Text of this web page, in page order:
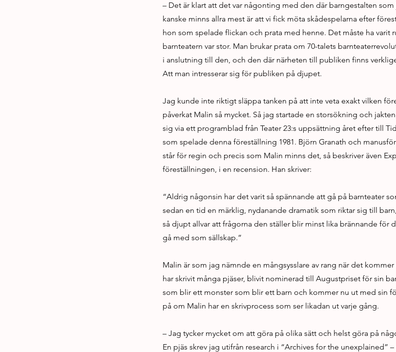
– Det är klart att det var någonting med den där barngestalten
kanske minns allra mest är att vi fick möta skådespelarna efter
hon som spelade flickan och prata med henne. Det måste ha varit
barnteatern var stor. Man brukar prata om 70-talets
i anslutning till den, och den där närheten till publiken finns
Att man intresserar sig för publiken på djupet.
Jag kunde inte riktigt släppa tanken på att inte veta exakt vilken
påverkat Malin så mycket. Så jag startade en storsökning och
sig via ett programblad från Teater 23:s uppsättning året efter till
som spelade denna föreställning 1981. Björn Granath och
står för regin och precis som Malin minns det, så beskriver även
föreställningen, i en recension. Han skriver:
“Aldrig någonsin har det varit så spännande att gå på barnteater
sedan en tid en märklig, nydanande dramatik som riktar sig till
så djupt allvar att frågorna den ställer blir minst lika brännande för
gå med som sällskap.”
Malin är som jag nämnde en mångsysslare av rang när det
har skrivit många pjäser, blivit nominerad till Augustpriset för sin
som blir ett monster som blir ett barn och kommer nu ut med sin
på om Malin har en skrivprocess som ser likadan ut varje gång.
– Jag tycker mycket om att göra på olika sätt och helst göra på
En pjäs skrev jag utifrån research i “Archives for the unexplained”